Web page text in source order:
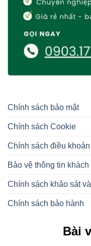
Chính sách bảo mật
Chính sách Cookie
Chính sách điều khoản
Bảo vệ thông tin khách
Chính sách khảo sát
Chính sách bảo hành
Bài